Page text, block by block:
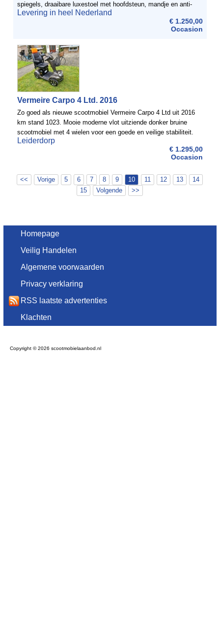
spiegels, draaibare luxestoel met hoofdsteun, mandje en anti-
slip mat. De scootmobiel is uitgevoerd met extra ...
Levering in heel Nederland
€ 1.250,00
Occasion
Vermeire Carpo 4 Ltd. 2016
Zo goed als nieuwe scootmobiel Vermeire Carpo 4 Ltd uit 2016
km stand 1023. Mooie moderne vlot uitziende donker bruine
scootmobiel met 4 wielen voor een goede en veilige stabiliteit.
De scootmobiel heeft een kleine draaicirkel, ...
Leiderdorp
€ 1.295,00
Occasion
<< Vorige 5 6 7 8 9 10 11 12 13
14
15
Volgende >>
Homepage
Veilig Handelen
Algemene voorwaarden
Privacy verklaring
RSS laatste advertenties
Klachten
Copyright © 2026 scootmobielaanbod.nl